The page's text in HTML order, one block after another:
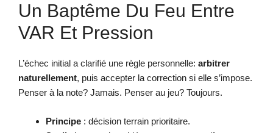
Un Baptême Du Feu Entre
VAR Et Pression
L’échec initial a clarifié une règle personnelle: arbitrer
naturellement, puis accepter la correction si elle s’impose.
Penser à la note? Jamais. Penser au jeu? Toujours.
Principe : décision terrain prioritaire.